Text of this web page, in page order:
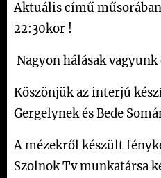
Aktuális című
22:30kor !
Nagyon hálásak
Köszönjük az interjú
Gergelynek és Bede
A mézekről készült
Szolnok Tv munkatársa